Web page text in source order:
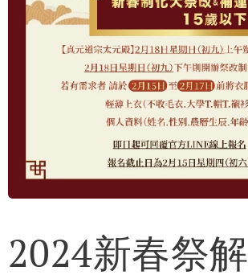
2024新春祭解